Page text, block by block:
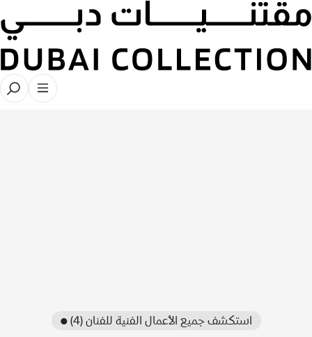
● استكشف جميع الأعمال الفنية للفنان (4)